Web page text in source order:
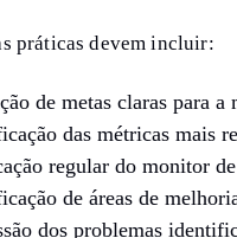
práticas devem incluir:
de metas claras para a
das métricas mais
regular do monitor
de áreas de
dos problemas